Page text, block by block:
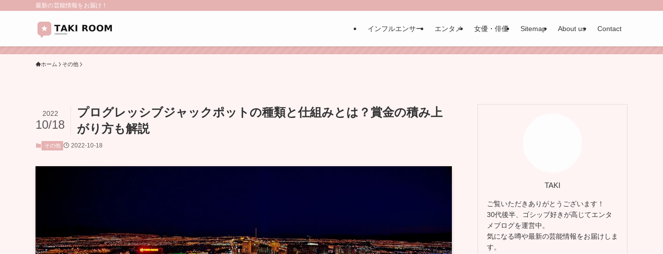
最新の芸能情報をお届け！
インフルエンサー エンタメ 女優・俳優 Sitemap About us Contact
ホーム その他
プログレッシブジャックポットの種類と仕組みとは？賞金の積み上
がり方も解説
2022
10/18
その他 2022-10-18
TAKI
ご覧いただきありがとうございます！
30代後半、ゴシップ好きが高じてエンタ
メブログを運営中。
気になる噂や最新の芸能情報をお届けしま
す。